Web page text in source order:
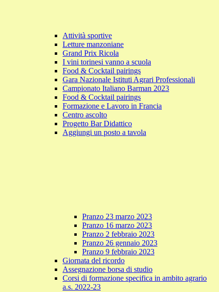
Attività sportive
Letture manzoniane
Grand Prix Ricola
I vini torinesi vanno a scuola
Food & Cocktail pairings
Gara Nazionale Istituti Agrari Professionali
Campionato Italiano Barman 2023
Food & Cocktail pairings
Formazione e Lavoro in Francia
Centro ascolto
Progetto Bar Didattico
Aggiungi un posto a tavola
Pranzo 23 marzo 2023
Pranzo 16 marzo 2023
Pranzo 2 febbraio 2023
Pranzo 26 gennaio 2023
Pranzo 9 febbraio 2023
Giornata del ricordo
Assegnazione borsa di studio
Corsi di formazione specifica in ambito agrario
a.s. 2022-23